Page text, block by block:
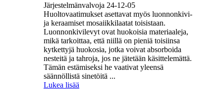
Järjestelmänvalvoja 24-12-05
Huoltovaatimukset asettavat myös luonnonkivi-
ja keraamiset mosaiikkilaatat toisistaan.
Luonnonkivilevyt ovat huokoisia materiaaleja,
mikä tarkoittaa, että niillä on pieniä toisiinsa
kytkettyjä huokosia, jotka voivat absorboida
nesteitä ja tahroja, jos ne jätetään käsittelemättä.
Tämän estämiseksi he vaativat yleensä
säännöllistä sinetöitä ...
Lukea lisää